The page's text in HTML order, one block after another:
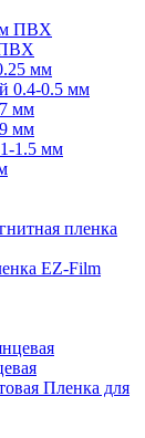
ПВХ
мм
0.4-0.5 мм
мм
мм
1.5 мм
пленка
EZ-Film
Пленка для